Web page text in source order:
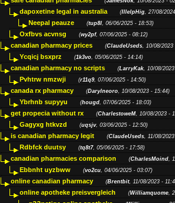
dapoxetine legal in australia (IllelpHig, 27/08/
Neepal peauze (tup8l, 06/06/2025 - 18:53)
Oxfbvs acvnsg (wy2pf, 07/06/2025 - 08:12)
canadian pharmacy prices (ClaudeUseds, 10/08/2023
Ycqicj bsxprz (1k3vo, 05/06/2025 - 14:14)
canadian pharmacy no scripts (LarryKak, 10/08/
Pvhtrw nmzwji (r11q9, 07/06/2025 - 14:50)
canada rx pharmacy (Darylneoro, 10/08/2023 - 15:44)
Ybrhnb supyyu (hougd, 07/06/2025 - 18:03)
get propecia without rx (CharlestoweM, 10/08/2023 -
Gagyxg htkvzd (uqsjv, 03/06/2025 - 12:50)
is canadian pharmacy legit (ClaudeUseds, 11/08/
Rdbfck duutsy (tq8t7, 05/06/2025 - 17:58)
canadian pharmacies comparison (CharlesMoind,
Ebbnht uyzbww (vo2cu, 04/06/2025 - 03:07)
online canadian pharmacy (Brentbit, 11/08/2023 -
online apotheke preisvergleich (Williamquome,